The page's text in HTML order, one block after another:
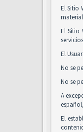
El Sitio
El Sitio
El
No se
No se
A
El